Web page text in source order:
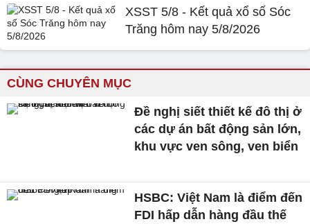
XSST 5/8 - Kết quả xổ số Sóc
Trăng hôm nay 5/8/2026
CÙNG CHUYÊN MỤC
Đề nghị siết thiết kế đô thị ở
các dự án bất động sản lớn,
khu vực ven sông, ven biển
HSBC: Việt Nam là điểm đến
FDI hấp dẫn hàng đầu thế